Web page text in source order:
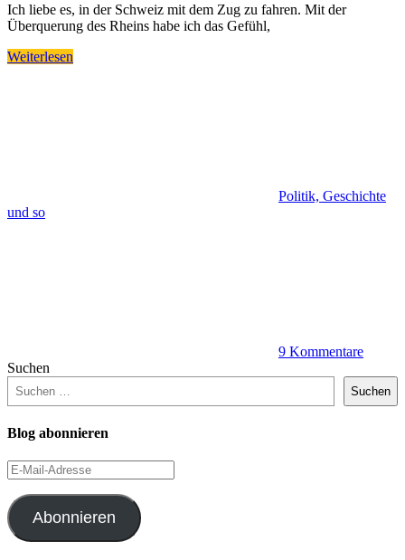
Ich liebe es, in der Schweiz mit dem Zug zu fahren. Mit der
Überquerung des Rheins habe ich das Gefühl,
Weiterlesen
Politik, Geschichte
und so
9 Kommentare
Suchen
Suchen
Blog abonnieren
E-
Mail-
Adresse
Abonnieren